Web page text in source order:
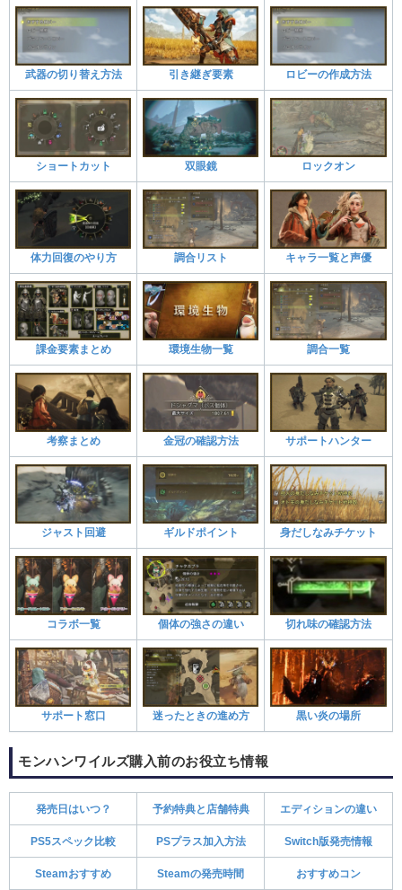
武器の切り替え方法 引き継ぎ要素 ロビーの作成方法
ショートカット 双眼鏡 ロックオン
体力回復のやり方 調合リスト キャラ一覧と声優
課金要素まとめ 環境生物一覧 調合一覧
考察まとめ 金冠の確認方法 サポートハンター
ジャスト回避 ギルドポイント 身だしなみチケット
コラボ一覧 個体の強さの違い 切れ味の確認方法
サポート窓口 迷ったときの進め方 黒い炎の場所
モンハンワイルズ購入前のお役立ち情報
発売日はいつ？ 予約特典と店舗特典 エディションの違い
PS5スペック比較 PSプラス加入方法 Switch版発売情報
Steamおすすめ Steamの発売時間 おすすめコン